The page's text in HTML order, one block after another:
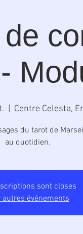
Centre Celesta,
du tarot de
au quotidien.
sont closes
autres événements